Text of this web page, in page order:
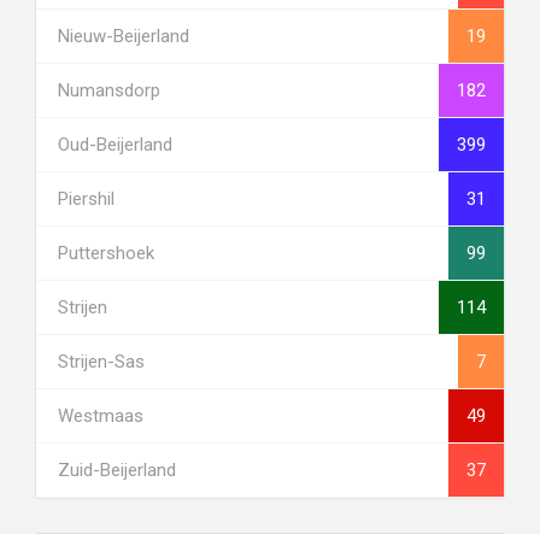
Nieuw-Beijerland 19
Numansdorp 182
Oud-Beijerland 399
Piershil 31
Puttershoek 99
Strijen 114
Strijen-Sas 7
Westmaas 49
Zuid-Beijerland 37